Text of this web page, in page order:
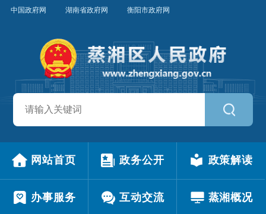
中国政府网 湖南省政府网 衡阳市政府网
网站首页 政务公开 政策解读
办事服务 互动交流 蒸湘概况